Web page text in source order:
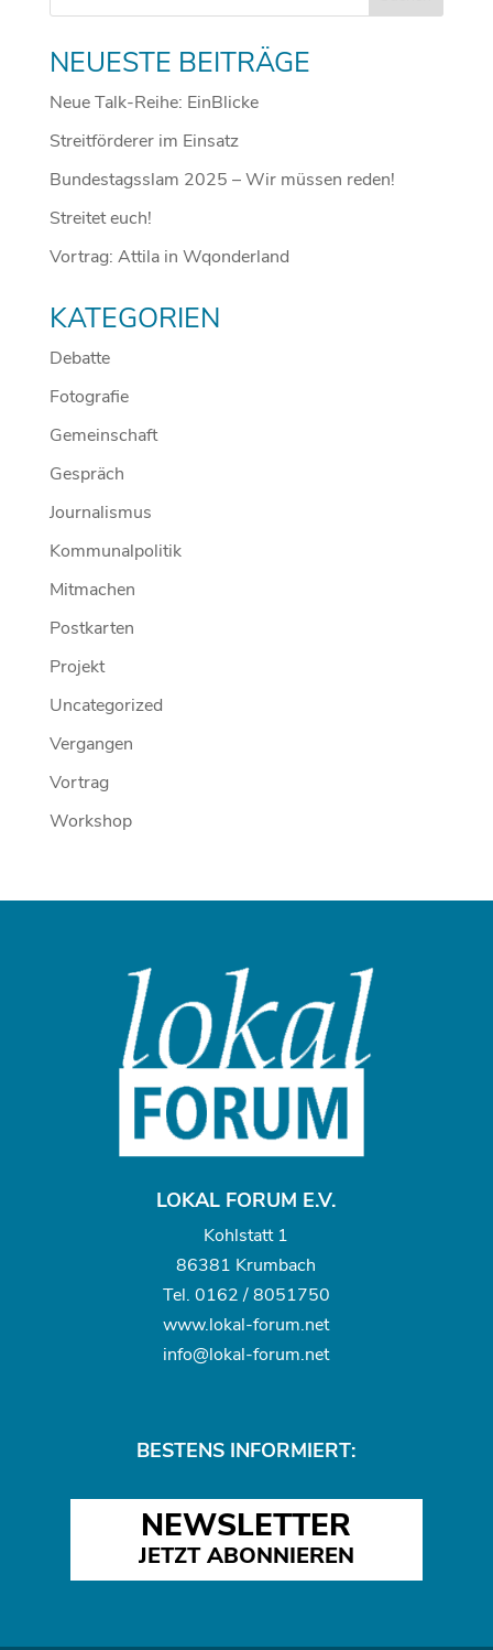
NEUESTE BEITRÄGE
Neue Talk-Reihe: EinBlicke
Streitförderer im Einsatz
Bundestagsslam 2025 – Wir müssen reden!
Streitet euch!
Vortrag: Attila in Wqonderland
KATEGORIEN
Debatte
Fotografie
Gemeinschaft
Gespräch
Journalismus
Kommunalpolitik
Mitmachen
Postkarten
Projekt
Uncategorized
Vergangen
Vortrag
Workshop
LOKAL FORUM E.V.
Kohlstatt 1
86381 Krumbach
Tel. 0162 / 8051750
www.lokal-forum.net
info@lokal-forum.net
BESTENS INFORMIERT:
NEWSLETTER
JETZT ABONNIEREN